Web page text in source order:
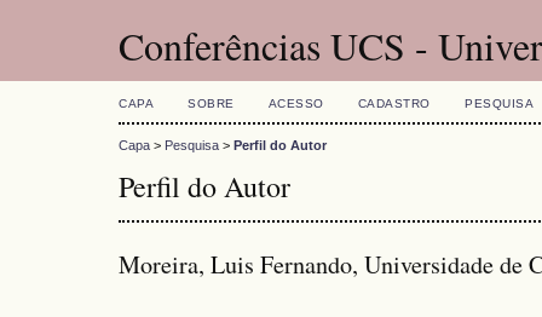
Conferências UCS -
CAPA SOBRE ACESSO CADASTRO PESQUISA
Capa > Pesquisa > Perfil do Autor
Perfil do Autor
Moreira, Luis Fernando, Universidade de